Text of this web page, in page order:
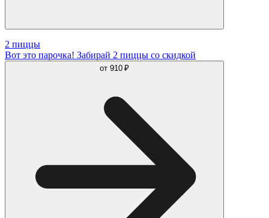
2 пиццы
Вот это парочка! Забирай 2 пиццы со скидкой
от 910 ₽